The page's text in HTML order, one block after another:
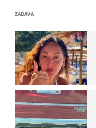
ZABAVA